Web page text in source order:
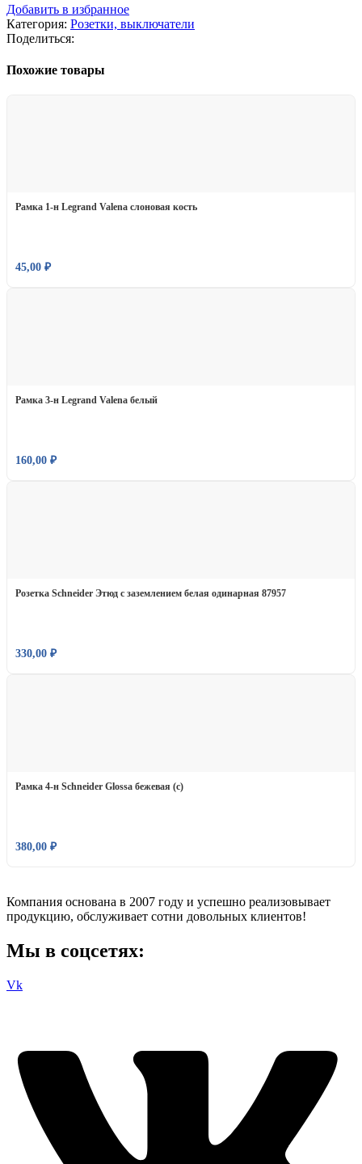
Добавить в избранное
Категория: Розетки, выключатели
Поделиться:
Похожие товары
Рамка 1-н Legrand Valena слоновая кость
45,00 ₽
Рамка 3-н Legrand Valena белый
160,00 ₽
Розетка Schneider Этюд с заземлением белая одинарная 87957
330,00 ₽
Рамка 4-н Schneider Glossa бежевая (с)
380,00 ₽
Компания основана в 2007 году и успешно реализовывает
продукцию, обслуживает сотни довольных клиентов!
Мы в соцсетях:
Vk